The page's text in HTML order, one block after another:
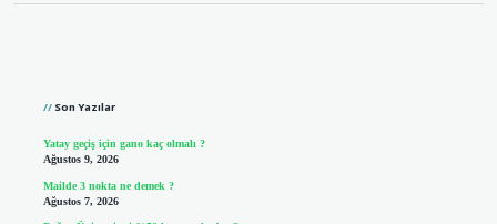
Son Yazılar
Yatay geçiş için gano kaç olmalı ?
Ağustos 9, 2026
Mailde 3 nokta ne demek ?
Ağustos 7, 2026